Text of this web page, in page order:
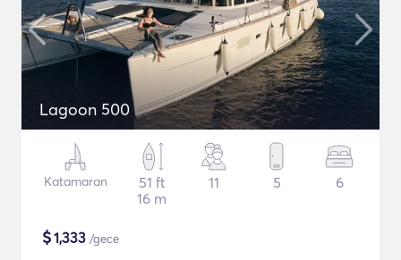
Lagoon 500
Katamaran
51 ft
16 m
11 5 6
$1,333 /gece